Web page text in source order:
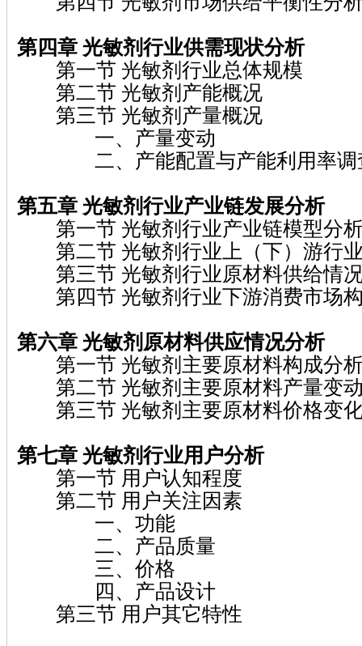
第四章 光敏剂行业供需现状分析
第一节 光敏剂行业总体规模
第二节 光敏剂产能概况
第三节 光敏剂产量概况
一、产量变动
二、产能配置与产能利用率调
第五章 光敏剂行业产业链发展分析
第一节 光敏剂行业产业链模型分
第二节 光敏剂行业上（下）游行
第三节 光敏剂行业原材料供给情
第四节 光敏剂行业下游消费市场
第六章 光敏剂 原材料供应情况分析
第一节 光敏剂主要原材料构成分
第二节 光敏剂主要原材料产量变
第三节 光敏剂主要原材料价格变
第七章 光敏剂行业用户分析
第一节 用户认知程度
第二节 用户关注因素
一、功能
二、产品质量
三、价格
四、产品设计
第三节 用户其它特性